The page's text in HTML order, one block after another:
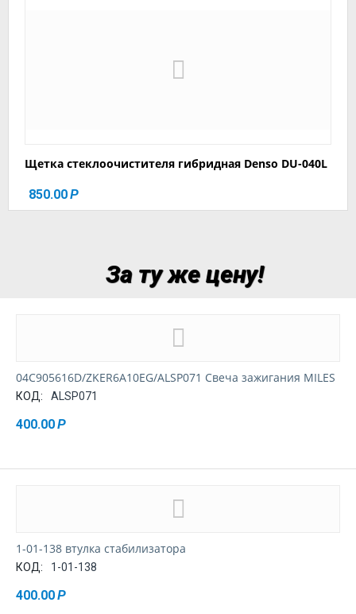
Щетка стеклоочистителя гибридная Denso DU-040L
850.00Р
За ту же цену!
04C905616D/ZKER6A10EG/ALSP071 Свеча зажигания MILES
КОД: ALSP071
400.00Р
1-01-138 втулка стабилизатора
КОД: 1-01-138
400.00Р